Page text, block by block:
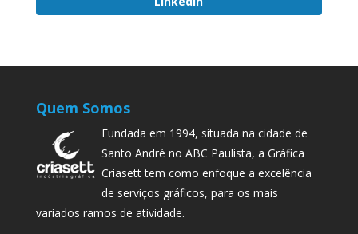
Quem Somos
Fundada em 1994, situada na cidade de
Santo André no ABC Paulista, a Gráfica
Criasett tem como enfoque a excelência
de serviços gráficos, para os mais
variados ramos de atividade.